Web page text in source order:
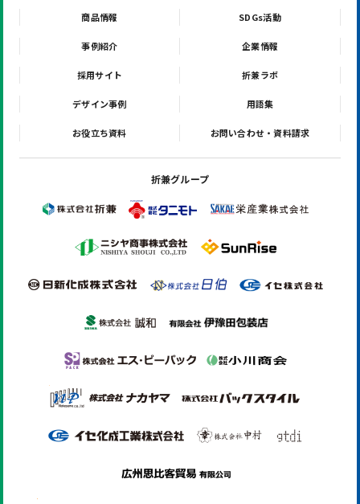
商品情報 SDGs活動
事例紹介 企業情報
採用サイト 折兼ラボ
デザイン事例 用語集
お役立ち資料 お問い合わせ・資料請求
折兼グループ